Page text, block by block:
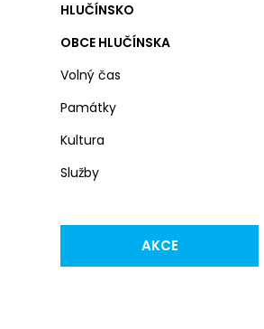
HLUČÍNSKO
OBCE HLUČÍNSKA
Volný čas
Památky
Kultura
Služby
AKCE